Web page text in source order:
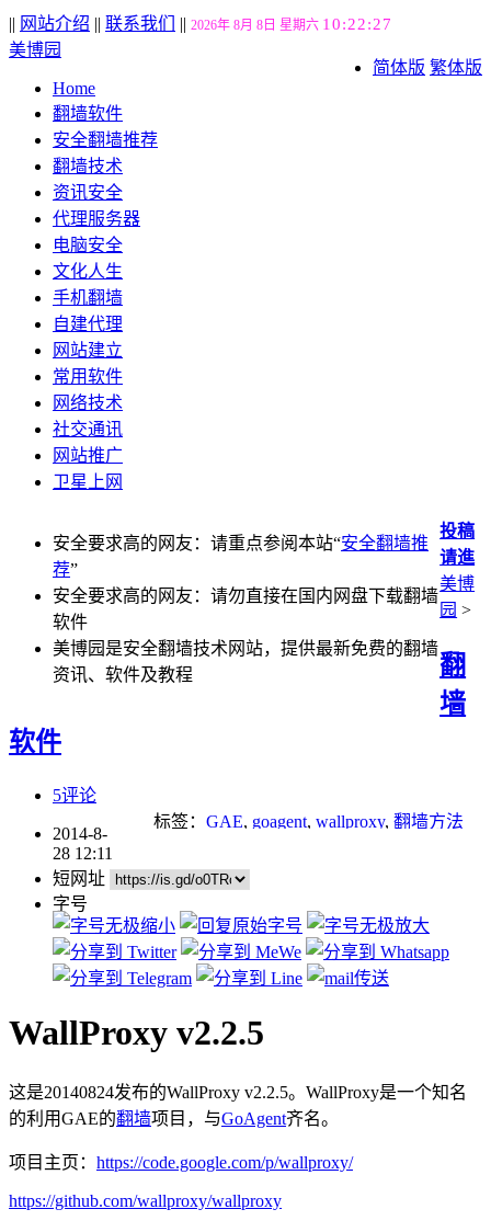
|| 网站介绍 || 联系我们 || 2026年 8月 8日 星期六 10:22:28
简体版 繁体版
美博园
Home
翻墙软件
安全翻墙推荐
翻墙技术
资讯安全
代理服务器
电脑安全
文化人生
手机翻墙
自建代理
网站建立
常用软件
网络技术
社交通讯
网站推广
卫星上网
安全要求高的网友：请重点参阅本站“安全翻墙推
荐”
安全要求高的网友：请勿直接在国内网盘下载翻墙
软件
美博园是安全翻墙技术网站，提供最新免费的翻墙
资讯、软件及教程
投稿
请進
美博
园 >
翻
墙
软件
5评论
标签： GAE, goagent, wallproxy, 翻墙方法
2014-8-
28 12:11
短网址
字号
WallProxy v2.2.5
这是20140824发布的WallProxy v2.2.5。WallProxy是一个知名
的利用GAE的翻墙项目，与GoAgent齐名。
项目主页： https://code.google.com/p/wallproxy/
https://github.com/wallproxy/wallproxy